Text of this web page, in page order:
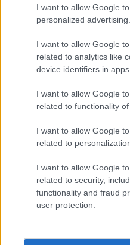
I want to allow Google
personalized advertising.
I want to allow Google
related to analytics like
device identifiers in apps.
I want to allow Google
related to functionality
I want to allow Google
related to
I want to allow Google
related to security,
functionality and fraud
user protection.
kommenteket/.Nehéz is
kommentedhez, hiszen
komunista kötödésüek,
írtad.Ha visszagondolok
mindegyik rövid volt,
miatt volt
leállitani a sztrájkolókat.
Doña
: Kösz a
tagadom, nem esett
Valaha bagoly voltam a